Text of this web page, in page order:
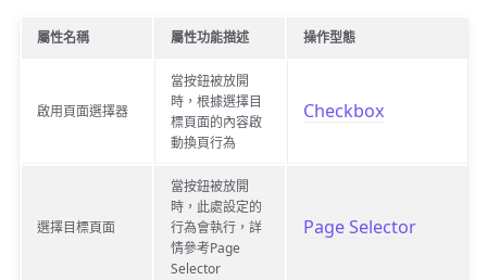
屬性名稱 屬性功能描述 操作型態
啟用頁面選擇器
當按鈕被放開
時，根據選擇目
標頁面的內容啟
動換頁行為
Checkbox
選擇目標頁面
當按鈕被放開
時，此處設定的
行為會執行，詳
情參考Page
Selector
Page Selector